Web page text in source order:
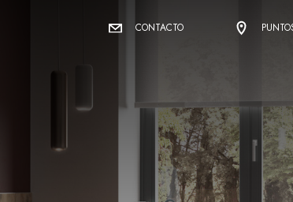
CONTACTO